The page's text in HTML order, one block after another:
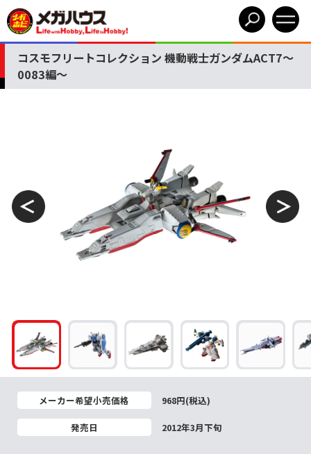
コスモフリートコレクション 機動戦士ガンダムACT7～
0083編～
メーカー希望小売価格 968円(税込)
発売日 2012年3月下旬